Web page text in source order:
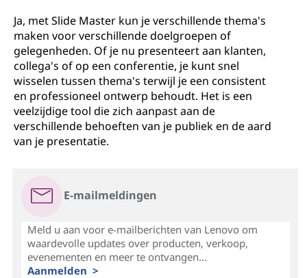
Ja, met Slide Master kun je verschillende thema's
maken voor verschillende doelgroepen of
gelegenheden. Of je nu presenteert aan klanten,
collega's of op een conferentie, je kunt snel
wisselen tussen thema's terwijl je een consistent
en professioneel ontwerp behoudt. Het is een
veelzijdige tool die zich aanpast aan de
verschillende behoeften van je publiek en de aard
van je presentatie.
E-mailmeldingen
Meld u aan voor e-mailberichten van Lenovo om
waardevolle updates over producten, verkoop,
evenementen en meer te ontvangen...
Aanmelden >